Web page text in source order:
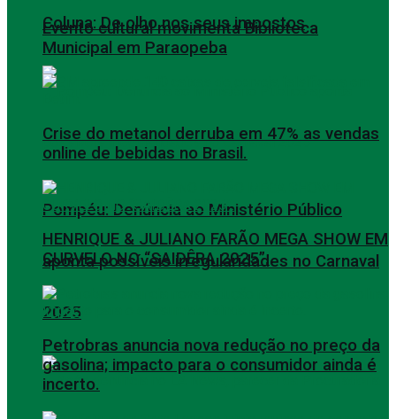
Coluna: De olho nos seus impostos
Pompéu: Denúncia ao Ministério Público
aponta possíveis irregularidades no Carnaval
2025
Evento cultural movimenta Biblioteca
Municipal em Paraopeba
Crise do metanol derruba em 47% as vendas
online de bebidas no Brasil.
HENRIQUE & JULIANO FARÃO MEGA SHOW EM
CURVELO NO “SAIDÊRA 2025”.
Petrobras anuncia nova redução no preço da
gasolina; impacto para o consumidor ainda é
incerto.